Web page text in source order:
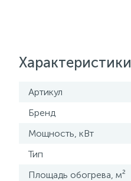
Характеристики
Артикул
Бренд
Мощность, кВт
Тип
Площадь обогрева, м²